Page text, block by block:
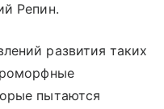
Репин.
развития таких
пытаются